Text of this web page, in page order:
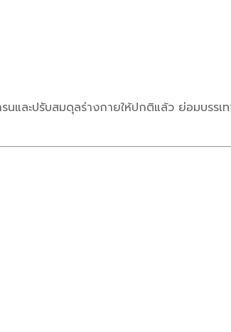
และปรับสมดุลร่างกายให้ปกติแล้ว ย่อมบรรเ